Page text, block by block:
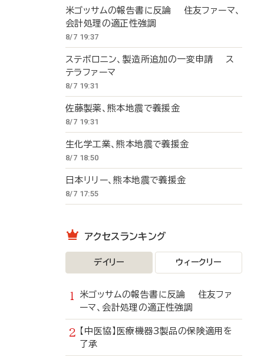
米ゴッサムの報告書に反論 住友ファーマ、
会計処理の適正性強調
8/7 19:37
ステボロニン、製造所追加の一変申請 ス
テラファーマ
8/7 19:31
佐藤製薬、熊本地震で義援金
8/7 19:31
生化学工業、熊本地震で義援金
8/7 18:50
日本リリー、熊本地震で義援金
8/7 17:55
アクセスランキング
デイリー ウィークリー
米ゴッサムの報告書に反論 住友ファ
ーマ、会計処理の適正性強調
【中医協】医療機器3製品の保険適用を
了承